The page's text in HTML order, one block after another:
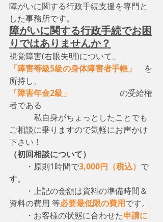
障がいに関する行政手続支援を専門と
した事務所です。
障がいに関する行政手続でお困
りではありませんか？
視覚障害(右眼失明)について、
「障害等級5級の身体障害者手帳」
を
所持し、
「障害年金2級」
の受給権
者である
私自身がちょっとしたことでも
ご相談に乗りますので気軽にお声かけ
下さい！
（初回相談について）
・原則1時間で3,000円（税込） で
す。
・上記の金額は資料の準備時間＆
資料の費用 等必要最低限の費用です。
・お客様の状態に合わせた申請に